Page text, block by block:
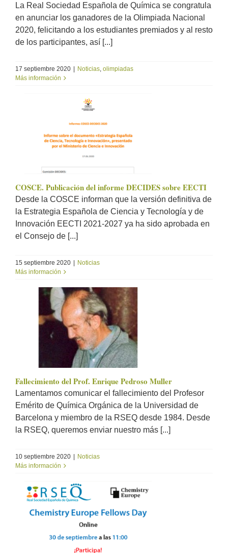
La Real Sociedad Española de Química se congratula
en anunciar los ganadores de la Olimpiada Nacional
2020, felicitando a los estudiantes premiados y al resto
de los participantes, así [...]
17 septiembre 2020 Noticias, olimpiadas
Más información
COSCE. Publicación del informe DECIDES sobre EECTI
Desde la COSCE informan que la versión definitiva de
la Estrategia Española de Ciencia y Tecnología y de
Innovación EECTI 2021-2027 ya ha sido aprobada en
el Consejo de [...]
15 septiembre 2020 | Noticias
Más información
Fallecimiento del Prof. Enrique Pedroso Muller
Lamentamos comunicar el fallecimiento del Profesor
Emérito de Química Orgánica de la Universidad de
Barcelona y miembro de la RSEQ desde 1984. Desde
la RSEQ, queremos enviar nuestro más [...]
10 septiembre 2020 | Noticias
Más información